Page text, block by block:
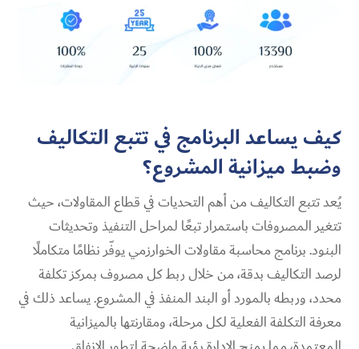
كيف يساعد البرنامج في تتبع التكاليف
وضبط ميزانية المشروع؟
يُعد تتبع التكاليف من أهم التحديات في قطاع المقاولات، حيث
تتغير المصروفات باستمرار تبعًا لمراحل التنفيذ وتحديثات
البنود. برنامج محاسبة مقاولات الخوارزمي يوفّر نظامًا متكاملًا
لرصد التكاليف بدقة، من خلال ربط كل مصروف بمركز تكلفة
محدد، وربطه بالمورد أو البند المنفذ في المشروع. يساعد ذلك في
معرفة التكلفة الفعلية لكل مرحلة، ومقارنتها بالميزانية